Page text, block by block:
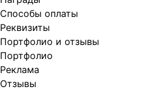
Способы оплаты
Реквизиты
Портфолио и отзывы
Портфолио
Реклама
Отзывы